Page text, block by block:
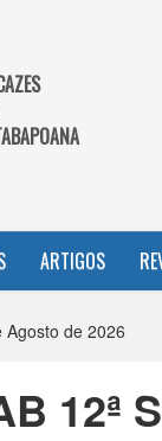
ARTIGOS
de 2026
12ª